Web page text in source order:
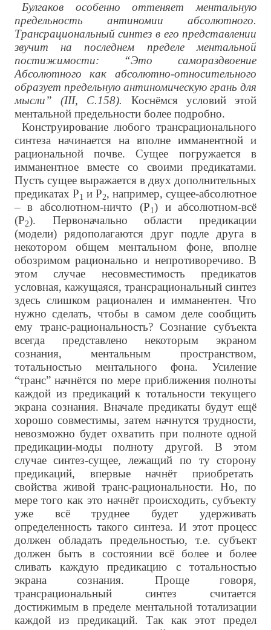
Булгаков особенно оттеняет ментальную
предельность антиномии абсолютного.
Трансрациональный синтез в его представлении
звучит на последнем пределе ментальной
постижимости: “Это самораздвоение
Абсолютного как абсолютно-относительного
образует предельную антиномическую грань для
мысли” (III, С.158). Коснёмся условий этой
ментальной предельности более подробно.
Конструирование любого трансрационального
синтеза начинается на вполне имманентной и
рациональной почве. Сущее погружается в
имманентное вместе со своими предикатами.
Пусть сущее выражается в двух дополнительных
предикатах Р1 и Р2, например, сущее-абсолютное
– в абсолютном-ничто (Р1) и абсолютном-всё
(Р2). Первоначально области предикации
(модели) рядополагаются друг подле друга в
некотором общем ментальном фоне, вполне
обозримом рационально и непротиворечиво. В
этом случае несовместимость предикатов
условная, кажущаяся, трансрациональный синтез
здесь слишком рационален и имманентен. Что
нужно сделать, чтобы в самом деле сообщить
ему транс-рациональность? Сознание субъекта
всегда представлено некоторым экраном
сознания, ментальным пространством,
тотальностью ментального фона. Усиление
“транс” начнётся по мере приближения полноты
каждой из предикаций к тотальности текущего
экрана сознания. Вначале предикаты будут ещё
хорошо совместимы, затем начнутся трудности,
невозможно будет охватить при полноте одной
предикации-моды полноту другой. В этом
случае синтез-сущее, лежащий по ту сторону
предикаций, впервые начнёт приобретать
свойства живой транс-рациональности. Но, по
мере того как это начнёт происходить, субъекту
уже всё труднее будет удерживать
определенность такого синтеза. И этот процесс
должен обладать предельностью, т.е. субъект
должен быть в состоянии всё более и более
сливать каждую предикацию с тотальностью
экрана сознания. Проще говоря,
трансрациональный синтез считается
достижимым в пределе ментальной тотализации
каждой из предикаций. Так как этот предел